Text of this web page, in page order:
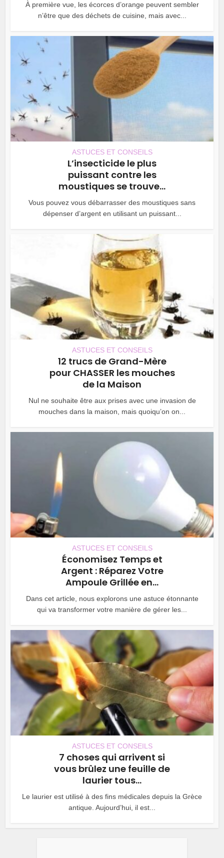
À première vue, les écorces d’orange peuvent sembler
n’être que des déchets de cuisine, mais avec...
ASTUCES ET CONSEILS
L’insecticide le plus
puissant contre les
moustiques se trouve...
Vous pouvez vous débarrasser des moustiques sans
dépenser d’argent en utilisant un puissant...
ASTUCES ET CONSEILS
12 trucs de Grand-Mère
pour CHASSER les mouches
de la Maison
Nul ne souhaite être aux prises avec une invasion de
mouches dans la maison, mais quoiqu’on on...
ASTUCES ET CONSEILS
Économisez Temps et
Argent : Réparez Votre
Ampoule Grillée en...
Dans cet article, nous explorons une astuce étonnante
qui va transformer votre manière de gérer les...
ASTUCES ET CONSEILS
7 choses qui arrivent si
vous brûlez une feuille de
laurier tous...
Le laurier est utilisé à des fins médicales depuis la Grèce
antique. Aujourd’hui, il est...